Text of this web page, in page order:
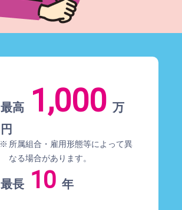
最高 1,000 万
円
所属組合・雇用形態等によって異
なる場合があります。
最長 10 年